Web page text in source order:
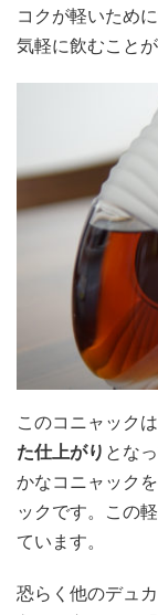
コクが軽いため
気軽に飲むこと
このコニャック
た仕上がり とな
かなコニャック
ックです。この
ています。
恐らく他のデュ